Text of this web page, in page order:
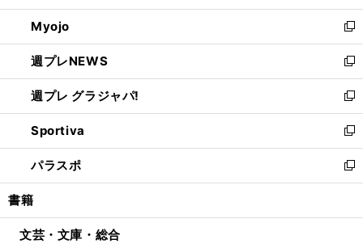
開
く
ウ
で
開
く
ン
ド
ウ
で
開
く
ウ
ィ
ン
ド
ウ
で
開
く
Myojo
新
し
い
ウ
ィ
ン
ド
ウ
で
開
週プレNEWS
新
し
い
ウ
ィ
ン
ド
ウ
開
週プレ グラジャパ!
新
し
い
ウ
ィ
ン
ウ
Sportiva
新
し
い
ウ
ン
パラスポ
新
し
ウ
書籍
文芸・文庫・総合